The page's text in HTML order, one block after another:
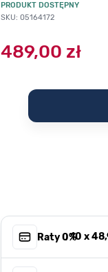
PRODUKT DOSTĘPNY
SKU: 05164172
489,00 zł
Raty 0%, 10 x